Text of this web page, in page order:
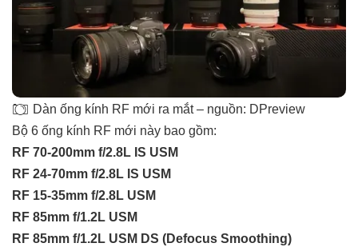
Dàn ống kính RF mới ra mắt – nguồn: DPreview
Bộ 6 ống kính RF mới này bao gồm:
RF 70-200mm f/2.8L IS USM
RF 24-70mm f/2.8L IS USM
RF 15-35mm f/2.8L USM
RF 85mm f/1.2L USM
RF 85mm f/1.2L USM DS (Defocus Smoothing)